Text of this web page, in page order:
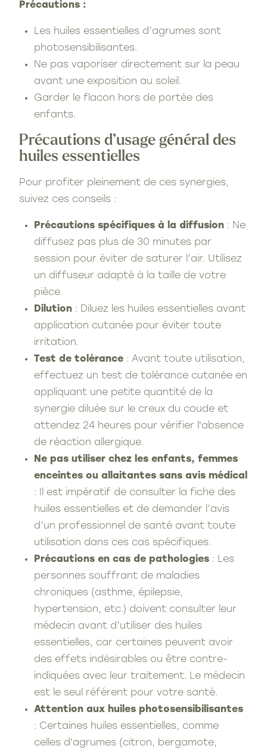
Précautions :
Les huiles essentielles d’agrumes sont
photosensibilisantes.
Ne pas vaporiser directement sur la peau
avant une exposition au soleil.
Garder le flacon hors de portée des
enfants.
Précautions d’usage général des
huiles essentielles
Pour profiter pleinement de ces synergies,
suivez ces conseils :
Précautions spécifiques à la diffusion : Ne
diffusez pas plus de 30 minutes par
session pour éviter de saturer l’air. Utilisez
un diffuseur adapté à la taille de votre
pièce.
Dilution : Diluez les huiles essentielles avant
application cutanée pour éviter toute
irritation.
Test de tolérance : Avant toute utilisation,
effectuez un test de tolérance cutanée en
appliquant une petite quantité de la
synergie diluée sur le creux du coude et
attendez 24 heures pour vérifier l'absence
de réaction allergique.
Ne pas utiliser chez les enfants, femmes
enceintes ou allaitantes sans avis médical
: Il est impératif de consulter la fiche des
huiles essentielles et de demander l’avis
d’un professionnel de santé avant toute
utilisation dans ces cas spécifiques.
Précautions en cas de pathologies : Les
personnes souffrant de maladies
chroniques (asthme, épilepsie,
hypertension, etc.) doivent consulter leur
médecin avant d’utiliser des huiles
essentielles, car certaines peuvent avoir
des effets indésirables ou être contre-
indiquées avec leur traitement. Le médecin
est le seul référent pour votre santé.
Attention aux huiles photosensibilisantes
: Certaines huiles essentielles, comme
celles d'agrumes (citron, bergamote,